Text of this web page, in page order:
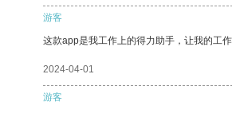
游客
这款app是我工作上的得力助手，让我的工
2024-04-01
游客